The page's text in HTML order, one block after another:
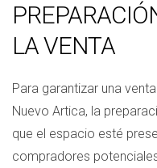
LA VENTA
Para garantizar una
Nuevo Artica, la
que el espacio esté
compradores